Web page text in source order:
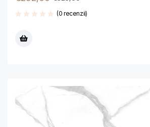
(0 recenzii)